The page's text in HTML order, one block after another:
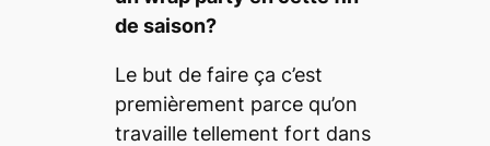
de saison?
Le but de faire ça c’est
premièrement parce qu’on
travaille tellement fort dans